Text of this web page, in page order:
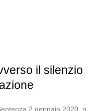
il silenzio
2 gennaio 2020, n.